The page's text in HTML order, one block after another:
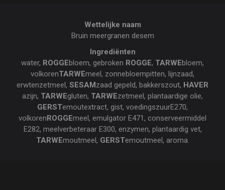
Wettelijke naam
Bruin meergranen desem
Ingrediënten
water, ROGGEbloem, gebroken ROGGE, TARWEbloem,
volkorenTARWEmeel, zonnebloempitten, lijnzaad,
erwtenzetmeel, SESAMzaad gepeld, bakkerszout, HAVER
azijn, TARWEgluten, TARWEzetmeel, plantaardige olie,
GERSTemoutextract, gist, voedingszuurE270,
volkorenROGGEmeel, emulgator E471, conserveermiddel
E282, meelverbeteraar E300, enzymen, plantaardig vet,
TARWEmoutmeel, GERSTemoutmeel, aroma.